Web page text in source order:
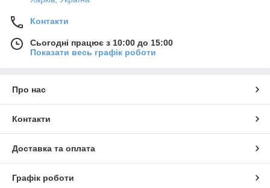
Контакти
Сьогодні працює з 10:00 до 15:00
Показати весь графік роботи
Про нас
Контакти
Доставка та оплата
Графік роботи